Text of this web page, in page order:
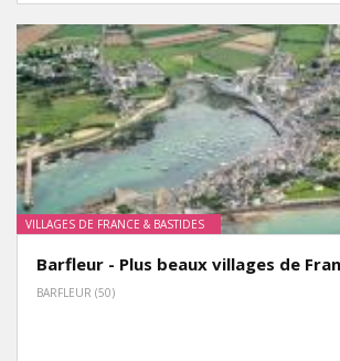
VILLAGES DE FRANCE & BASTIDES
Barfleur - Plus beaux villages de
BARFLEUR (50)